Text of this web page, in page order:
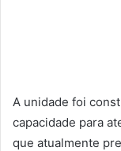
A unidade foi
capacidade para
que atualmente